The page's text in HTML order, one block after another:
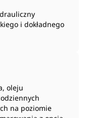
i dokładnego
oleju
na poziomie